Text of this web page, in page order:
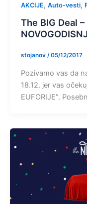
AKCIJE, Auto-vesti,
The BIG Deal –
stojanov /05/12/2017
Pozivamo vas da
18.12. jer vas
EUFORIJE”.